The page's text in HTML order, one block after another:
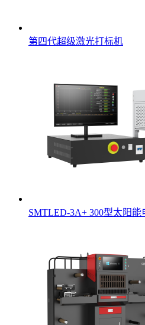
第四代超级激光打标机
SMTLED-3A+ 300型太阳能